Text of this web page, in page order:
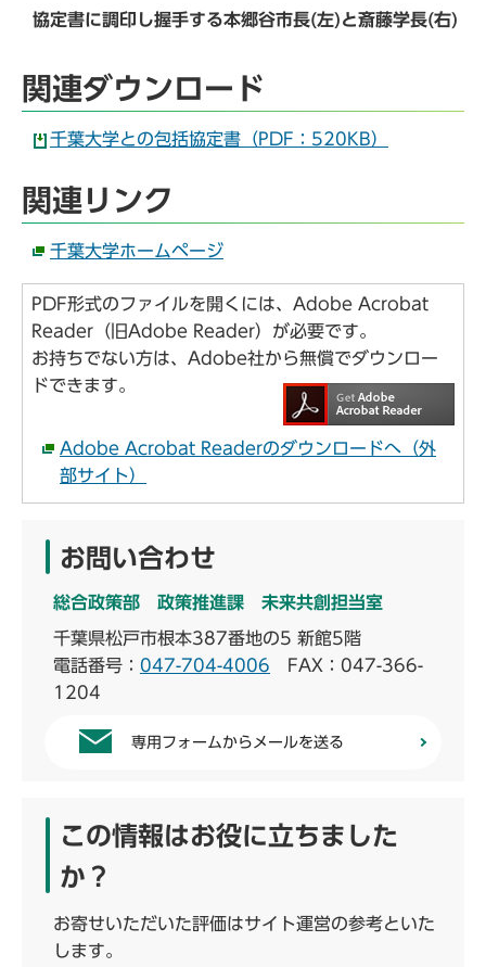
協定書に調印し握手する本郷谷市長(左)と斎藤学長(右)
関連ダウンロード
千葉大学との包括協定書（PDF：520KB）
関連リンク
千葉大学ホームページ
PDF形式のファイルを開くには、Adobe Acrobat
Reader（旧Adobe Reader）が必要です。
お持ちでない方は、Adobe社から無償でダウンロー
ドできます。
Adobe Acrobat Readerのダウンロードへ（外
部サイト）
お問い合わせ
総合政策部 政策推進課 未来共創担当室
千葉県松戸市根本387番地の5 新館5階
電話番号： 047-704-4006 FAX：047-366-
1204
専用フォームからメールを送る
この情報はお役に立ちました
か？
お寄せいただいた評価はサイト運営の参考といた
します。